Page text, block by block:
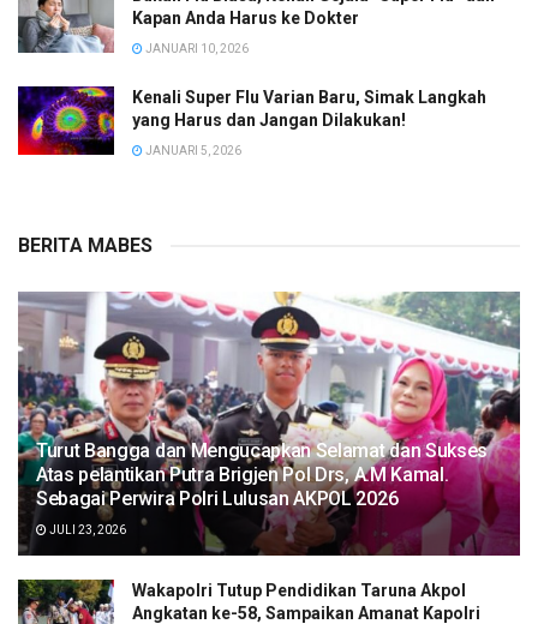
Kapan Anda Harus ke Dokter
JANUARI 10, 2026
Kenali Super Flu Varian Baru, Simak Langkah
yang Harus dan Jangan Dilakukan!
JANUARI 5, 2026
BERITA MABES
Turut Bangga dan Mengucapkan Selamat dan Sukses
Atas pelantikan Putra Brigjen Pol Drs, A.M Kamal.
Sebagai Perwira Polri Lulusan AKPOL 2026
JULI 23, 2026
Wakapolri Tutup Pendidikan Taruna Akpol
Angkatan ke-58, Sampaikan Amanat Kapolri